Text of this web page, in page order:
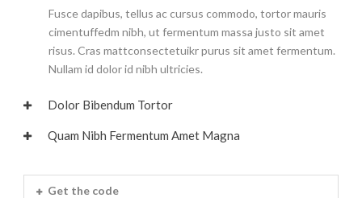
Fusce dapibus, tellus ac cursus commodo, tortor mauris
cimentuffedm nibh, ut fermentum massa justo sit amet
risus. Cras mattconsectetuikr purus sit amet fermentum.
Nullam id dolor id nibh ultricies.
Dolor Bibendum Tortor
Quam Nibh Fermentum Amet Magna
Get the code